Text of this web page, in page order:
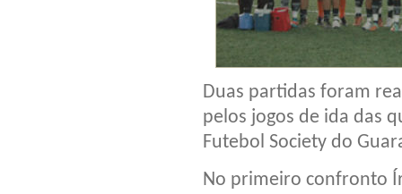
Duas partidas foram
pelos jogos de ida das
Futebol Society do
No primeiro confronto